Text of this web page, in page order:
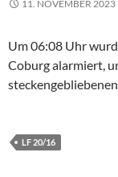
11. NOVEMBER 2023
Um 06:08 Uhr
Coburg alarmiert,
LF 20/16